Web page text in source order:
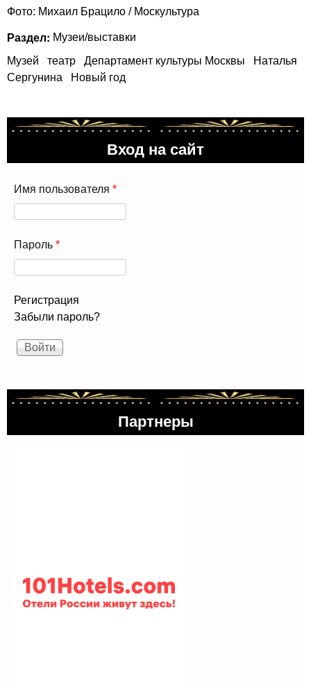
Фото: Михаил Брацило / Москультура
Раздел: Музеи/выставки
Музей
театр Департамент культуры Москвы
Наталья
Сергунина
Новый год
Вход на сайт
Имя пользователя *
Пароль *
Регистрация
Забыли пароль?
Партнеры